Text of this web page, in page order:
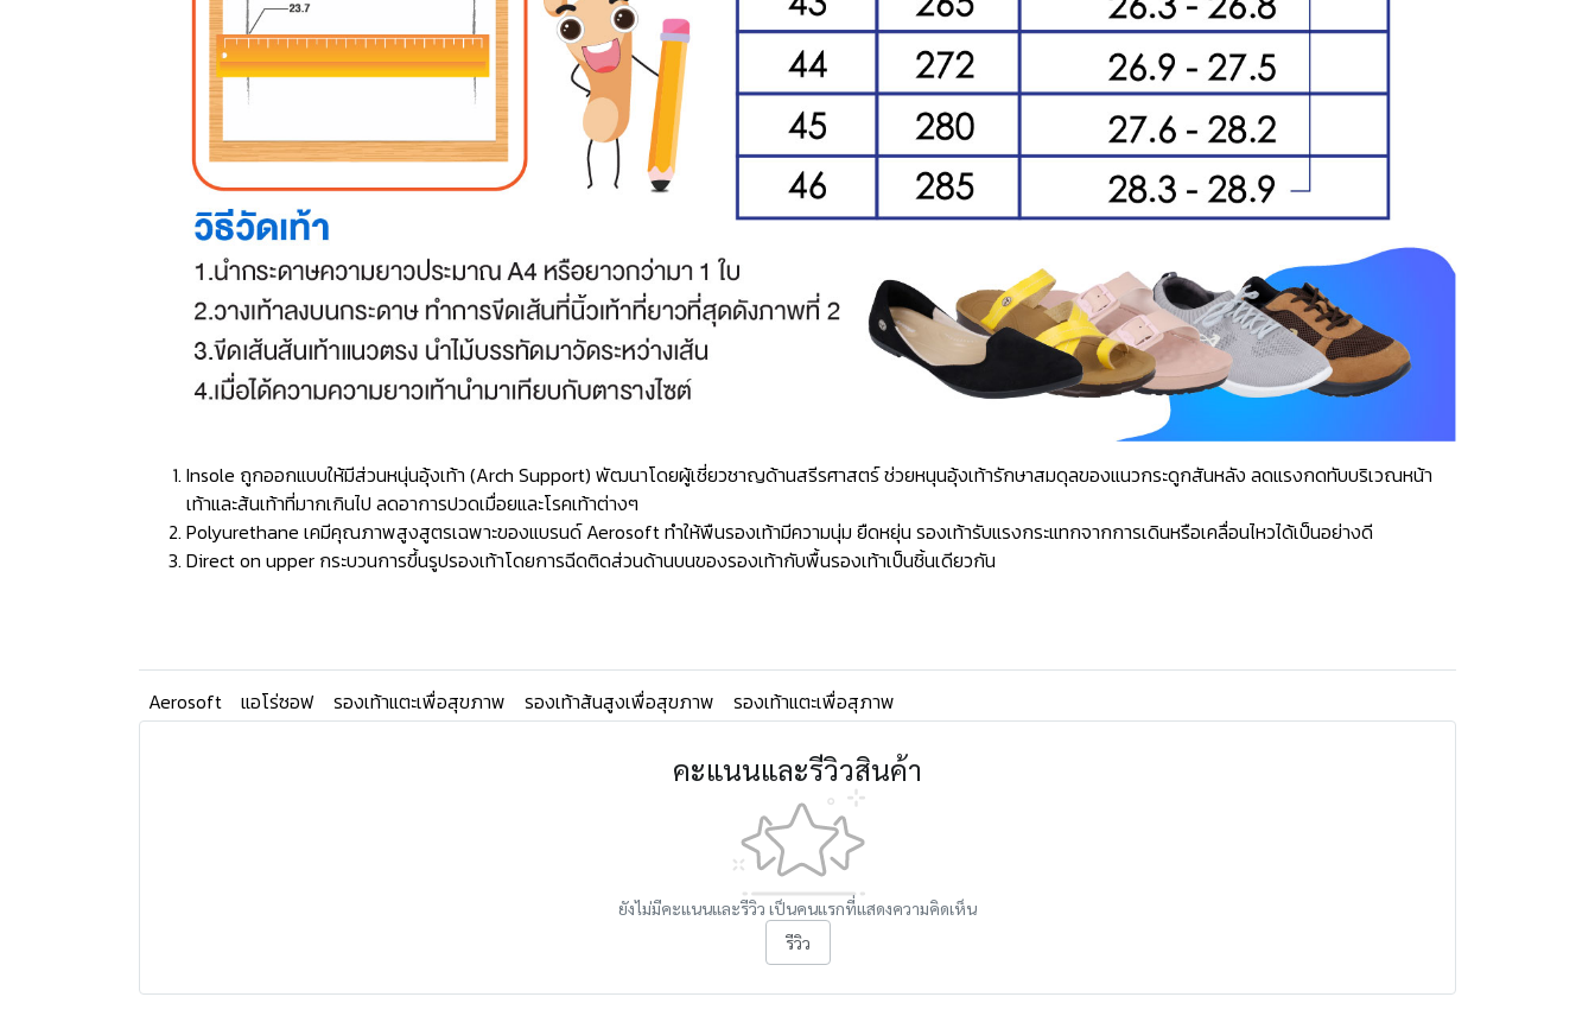
Insole ถูกออกแบบให้มีส่วนหนุ่นอุ้งเท้า (Arch Support) พัฒนาโดยผู้เชี่ยวชาญด้านสรีรศาสตร์ ช่วยหนุนอุ้งเท้ารักษาสมดุลของแนวกระดูกสันหลัง ลดแรงกดทับบริเวณหน้า
เท้าและส้นเท้าที่มากเกินไป ลดอาการปวดเมื่อยและโรคเท้าต่างๆ
Polyurethane เคมีคุณภาพสูงสูตรเฉพาะของแบรนด์ Aerosoft ทำให้พืนรองเท้ามีความนุ่ม ยืดหยุ่น รองเท้ารับแรงกระแทกจากการเดินหรือเคลื่อนไหวได้เป็นอย่างดี
Direct on upper กระบวนการขึ้นรูปรองเท้าโดยการฉีดติดส่วนด้านบนของรองเท้ากับพื้นรองเท้าเป็นชิ้นเดียวกัน
Aerosoft แอโร่ซอฟ รองเท้าแตะเพื่อสุขภาพ รองเท้าส้นสูงเพื่อสุขภาพ รองเท้าแตะเพื่อสุภาพ
คะแนนและรีวิวสินค้า
ยังไม่มีคะแนนและรีวิว เป็นคนแรกที่แสดงความคิดเห็น
รีวิว